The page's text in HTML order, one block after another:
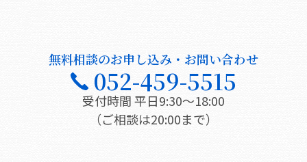
無料相談のお申し込み・お問い合わせ
052-459-5515
受付時間 平日9:30〜18:00
（ご相談は20:00まで）